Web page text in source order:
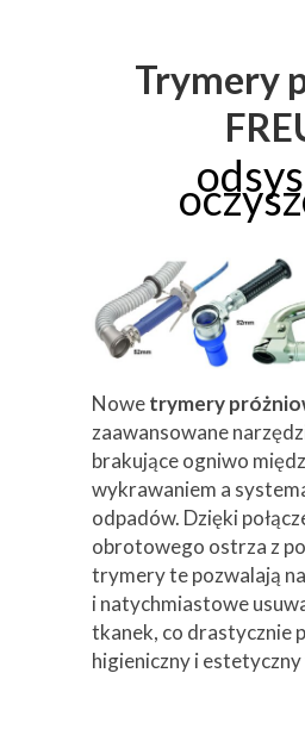
Kontakt
Trymery
Nowetrymery
zaawansowane
brakujące ogniwo
wykrawaniem a
odpadów. Dzięki
obrotowego ostrza z
trymery te pozwalają
i natychmiastowe
tkanek, co drastycznie
higieniczny i estetyczny